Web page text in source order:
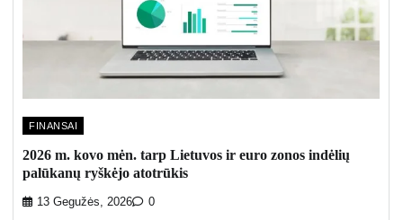
FINANSAI
2026 m. kovo mėn. tarp Lietuvos ir euro zonos indėlių
palūkanų ryškėjo atotrūkis
13 Gegužės, 2026 0